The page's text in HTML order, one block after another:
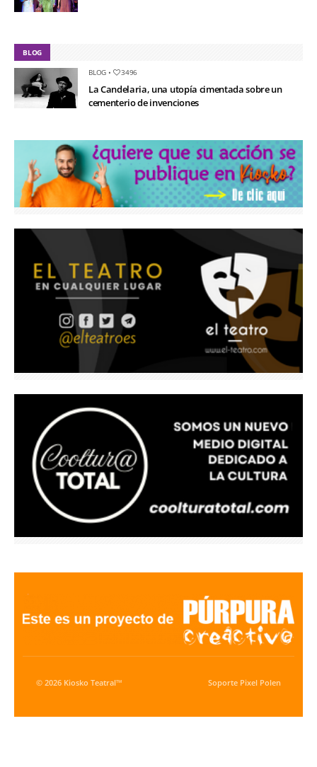
BLOG
BLOG • 3496
La Candelaria, una utopía cimentada sobre un
cementerio de invenciones
© 2026 Kiosko Teatral™ Soporte Pixel Polen